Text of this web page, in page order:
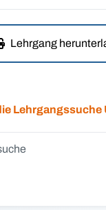
Lehrgang
Lehrgangssuche